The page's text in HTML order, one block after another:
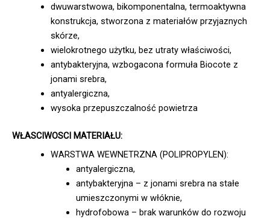
dwuwarstwowa, bikomponentalna, termoaktywna
konstrukcja, stworzona z materiałów przyjaznych
skórze,
wielokrotnego użytku, bez utraty właściwości,
antybakteryjna, wzbogacona formuła Biocote z
jonami srebra,
antyalergiczna,
wysoka przepuszczalność powietrza
WŁASCIWOSCI MATERIAŁU:
WARSTWA WEWNETRZNA (POLIPROPYLEN):
antyalergiczna,
antybakteryjna – z jonami srebra na stałe
umieszczonymi w włóknie,
hydrofobowa – brak warunków do rozwoju